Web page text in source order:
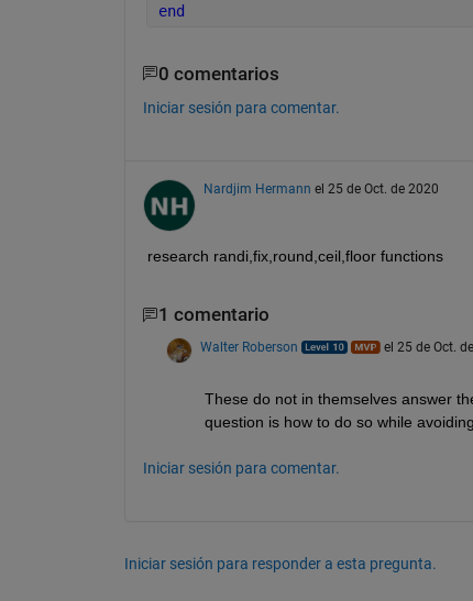
end
0 comentarios
Iniciar sesión para comentar.
Nardjim Hermann el 25 de Oct. de 2020
research randi,fix,round,ceil,floor functions
1 comentario
Walter Roberson el 25 de Oct.
These do not in themselves answer
question is how to do so while
Iniciar sesión para comentar.
Iniciar sesión para responder a esta pregunta.